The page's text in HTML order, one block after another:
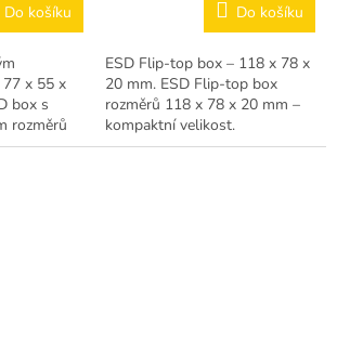
Do košíku
77 x 55 x
box s
rozměrů
Do košíku
ESD Flip-top box – 118 x 78 x
20 mm. ESD Flip-top box
rozměrů 118 x 78 x 20 mm –
kompaktní velikost.